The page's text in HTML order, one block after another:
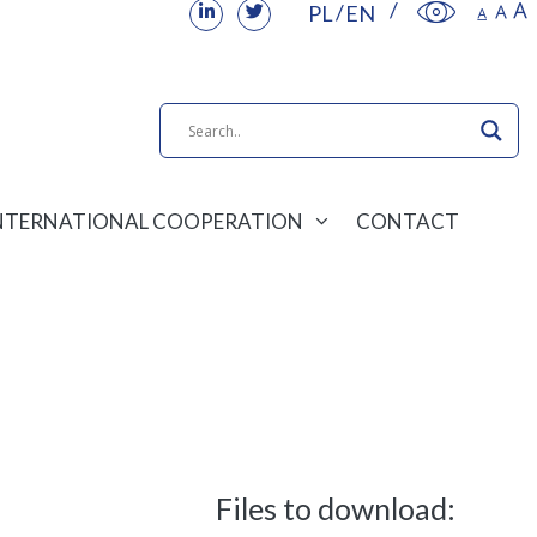
PL EN
COOPERATION CONTACT
Files to download: